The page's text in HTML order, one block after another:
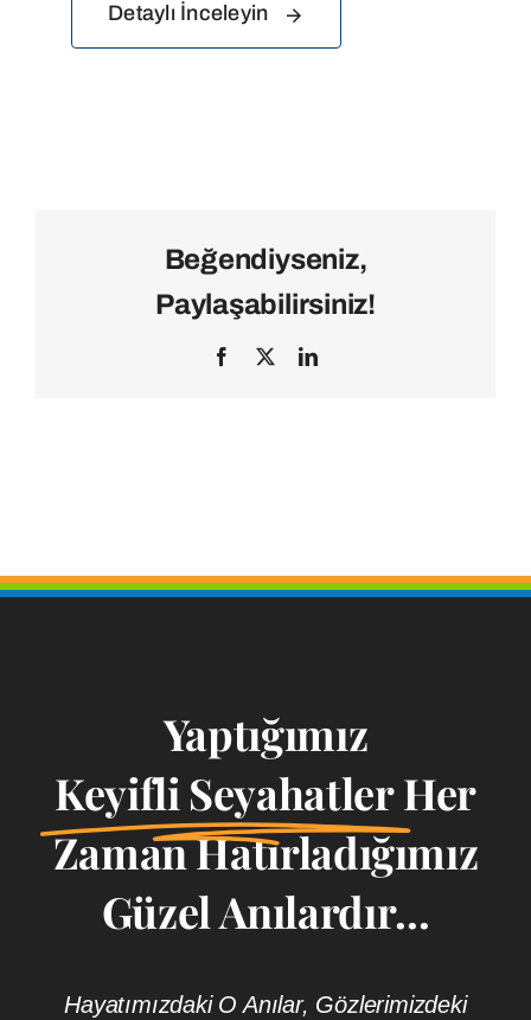
Detaylı İnceleyin
Beğendiyseniz,
Paylaşabilirsiniz!
Facebook LinkedIn
Yaptığımız
Keyifli SeyahatlerHer
Zaman Hatırladığımız
Güzel Anılardır...
Hayatımızdaki O Anılar, Gözlerimizdeki